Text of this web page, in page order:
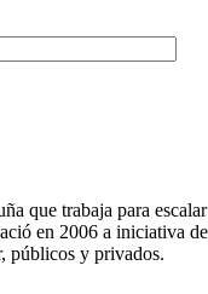
que trabaja para
en 2006 a iniciativa
públicos y privados.